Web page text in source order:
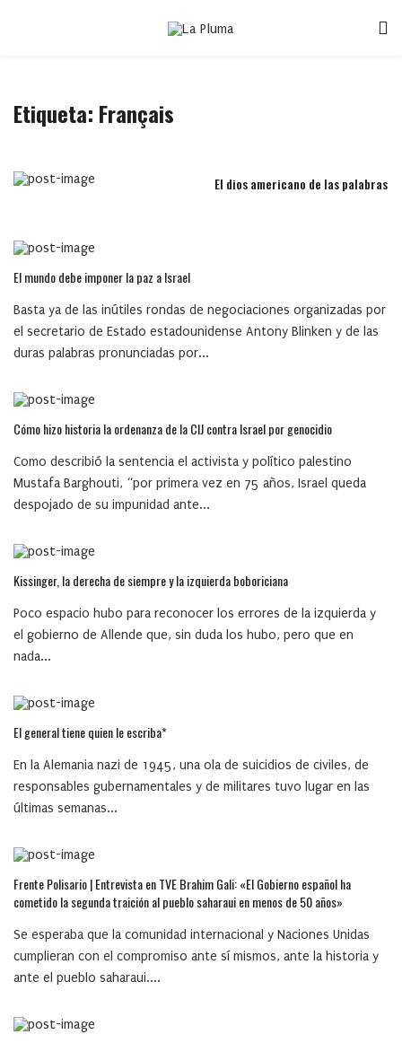
Etiqueta: Français
El dios americano de las palabras
El mundo debe imponer la paz a Israel
Basta ya de las inútiles rondas de negociaciones organizadas por
el secretario de Estado estadounidense Antony Blinken y de las
duras palabras pronunciadas por...
Cómo hizo historia la ordenanza de la CIJ contra Israel por genocidio
Como describió la sentencia el activista y político palestino
Mustafa Barghouti, “por primera vez en 75 años, Israel queda
despojado de su impunidad ante...
Kissinger, la derecha de siempre y la izquierda boboriciana
Poco espacio hubo para reconocer los errores de la izquierda y
el gobierno de Allende que, sin duda los hubo, pero que en
nada...
El general tiene quien le escriba*
En la Alemania nazi de 1945, una ola de suicidios de civiles, de
responsables gubernamentales y de militares tuvo lugar en las
últimas semanas...
Frente Polisario | Entrevista en TVE Brahim Gali: «El Gobierno español ha
cometido la segunda traición al pueblo saharaui en menos de 50 años»
Se esperaba que la comunidad internacional y Naciones Unidas
cumplieran con el compromiso ante sí mismos, ante la historia y
ante el pueblo saharaui....